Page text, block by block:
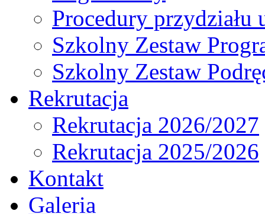
Procedury
Szkolny Zestaw
Szkolny Zestaw
Rekrutacja
Rekrutacja 2026/2027
Rekrutacja 2025/2026
Kontakt
Galeria